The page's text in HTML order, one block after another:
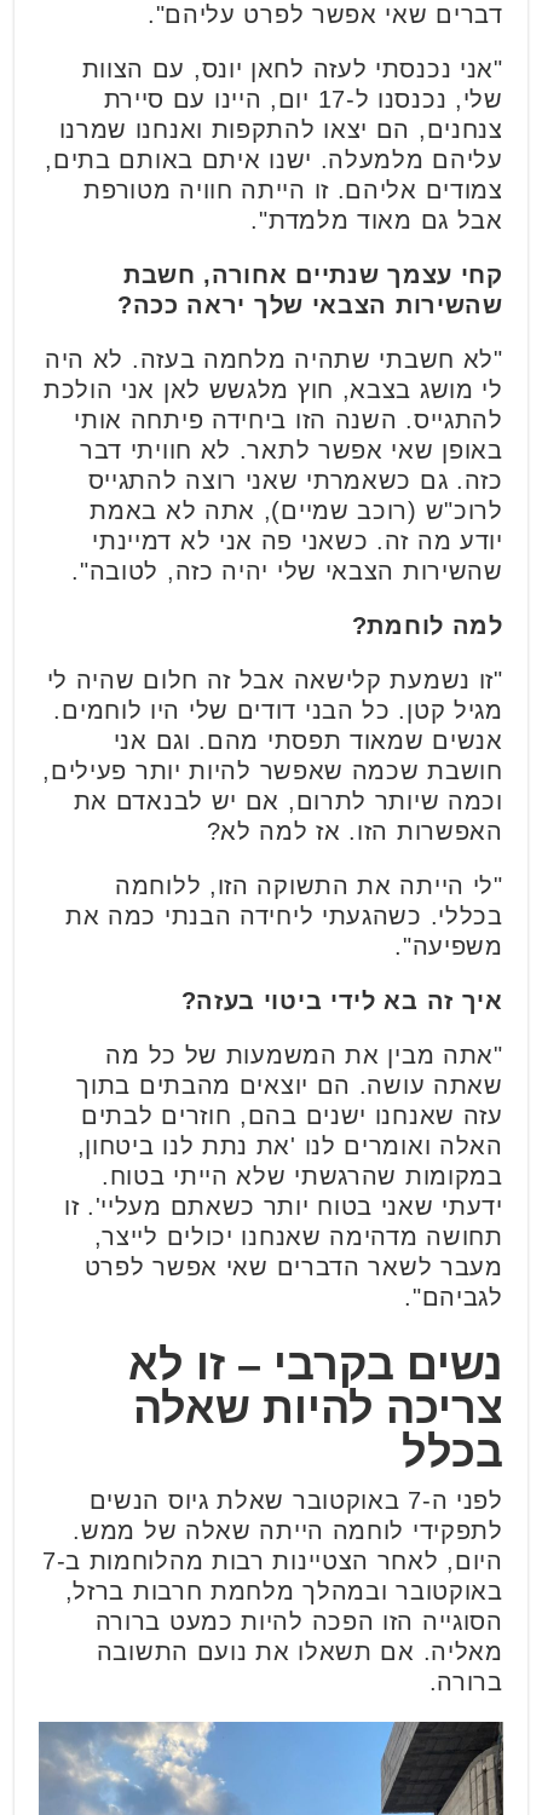
דברים שאי אפשר לפרט עליהם".
"אני נכנסתי לעזה לחאן יונס, עם הצוות
שלי, נכנסנו ל-17 יום, היינו עם סיירת
צנחנים, הם יצאו להתקפות ואנחנו שמרנו
עליהם מלמעלה. ישנו איתם באותם בתים,
צמודים אליהם. זו הייתה חוויה מטורפת
אבל גם מאוד מלמדת".
קחי עצמך שנתיים אחורה, חשבת
שהשירות הצבאי שלך יראה ככה?
"לא חשבתי שתהיה מלחמה בעזה. לא היה
לי מושג בצבא, חוץ מלגשש לאן אני הולכת
להתגייס. השנה הזו ביחידה פיתחה אותי
באופן שאי אפשר לתאר. לא חוויתי דבר
כזה. גם כשאמרתי שאני רוצה להתגייס
לרוכ"ש (רוכב שמיים), אתה לא באמת
יודע מה זה. כשאני פה אני לא דמיינתי
שהשירות הצבאי שלי יהיה כזה, לטובה".
למה לוחמת?
"זו נשמעת קלישאה אבל זה חלום שהיה לי
מגיל קטן. כל הבני דודים שלי היו לוחמים.
אנשים שמאוד תפסתי מהם. וגם אני
חושבת שכמה שאפשר להיות יותר פעילים,
וכמה שיותר לתרום, אם יש לבנאדם את
האפשרות הזו. אז למה לא?
"לי הייתה את התשוקה הזו, ללוחמה
בכללי. כשהגעתי ליחידה הבנתי כמה את
משפיעה".
איך זה בא לידי ביטוי בעזה?
"אתה מבין את המשמעות של כל מה
שאתה עושה. הם יוצאים מהבתים בתוך
עזה שאנחנו ישנים בהם, חוזרים לבתים
האלה ואומרים לנו 'את נתת לנו ביטחון,
במקומות שהרגשתי שלא הייתי בטוח.
ידעתי שאני בטוח יותר כשאתם מעליי'. זו
תחושה מדהימה שאנחנו יכולים לייצר,
מעבר לשאר הדברים שאי אפשר לפרט
לגביהם".
נשים בקרבי – זו לא
צריכה להיות שאלה
בכלל
לפני ה-7 באוקטובר שאלת גיוס הנשים
לתפקידי לוחמה הייתה שאלה של ממש.
היום, לאחר הצטיינות רבות מהלוחמות ב-7
באוקטובר ובמהלך מלחמת חרבות ברזל,
הסוגייה הזו הפכה להיות כמעט ברורה
מאליה. אם תשאלו את נועם התשובה
ברורה.